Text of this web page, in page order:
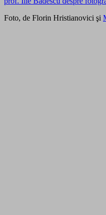
Foto, de Florin Hristianovici şi